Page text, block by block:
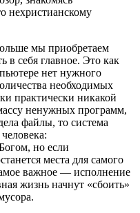
нехристианскому
мы приобретаем
в себя главное. Это как
нет нужного
необходимых
практически никакой
ненужных программ,
файлы, то система
но если
места для самого
важное — исполнение
жизнь начнут «сбоить»